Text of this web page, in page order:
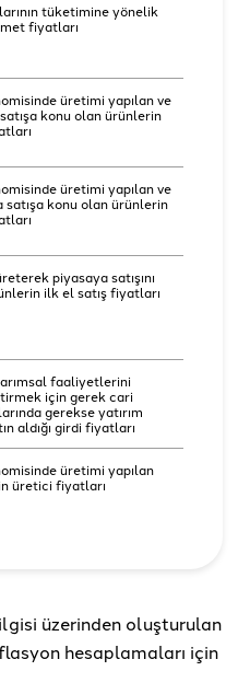
tüketimine yönelik
fiyatları
üretimi yapılan ve
konu olan ürünlerin
üretimi yapılan ve
satışa konu olan ürünlerin
piyasaya satışını
ilk el satış fiyatları
faaliyetlerini
için gerek cari
gerekse yatırım
aldığı girdi fiyatları
üretimi yapılan
üretici fiyatları
üzerinden oluşturulan
hesaplamaları için